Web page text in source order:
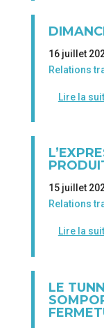
16 juillet
Relations
Lire la
15 juillet
Relations
Lire la
LE